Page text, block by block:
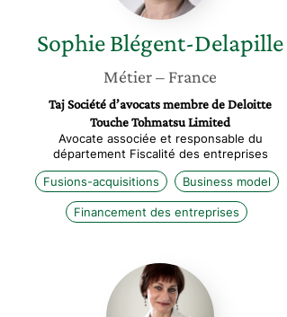
SophieBlégent-Delapille
Métier– France
Taj Société d’avocats membre de Deloitte
Touche Tohmatsu Limited
Avocate associée et responsable du
département Fiscalité des entreprises
Fusions-acquisitions
Business model
Financement des entreprises
Emmanuelle
De
Schepper